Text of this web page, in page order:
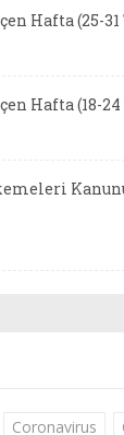
Hafta (25-
Hafta (18-
Coronavirus